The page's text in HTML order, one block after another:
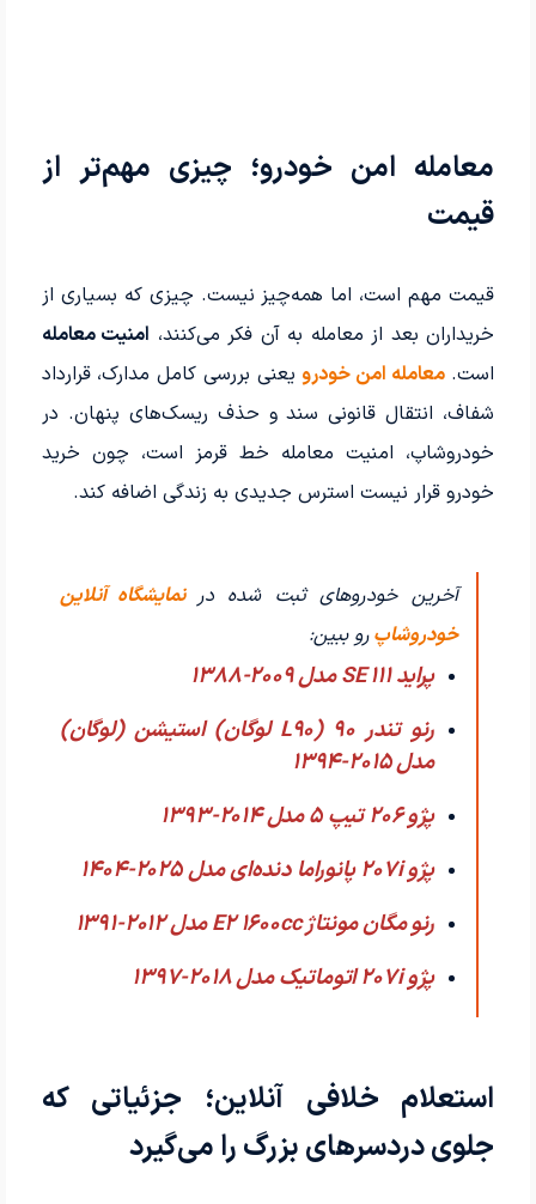
معامله امن خودرو؛ چیزی مهم‌تر از
قیمت
قیمت مهم است، اما همه‌چیز نیست. چیزی که بسیاری از
خریداران بعد از معامله به آن فکر می‌کنند، امنیت معامله
است.معامله امن خودرویعنی بررسی کامل مدارک، قرارداد
شفاف، انتقال قانونی سند و حذف ریسک‌های پنهان. در
خودروشاپ، امنیت معامله خط قرمز است، چون خرید
خودرو قرار نیست استرس جدیدی به زندگی اضافه کند.
آخرین خودروهای ثبت شده در نمایشگاه آنلاین
خودروشاپرو ببین:
پراید 111 SE مدل 2009-1388
رنو تندر 90 (L90 لوگان) استیشن (لوگان)
مدل 2015-1394
پژو 206 تیپ ۵ مدل 2014-1393
پژو 207i پانوراما دنده‌ای مدل 2025-1404
رنو مگان مونتاژ E2 1600cc مدل 2012-1391
پژو 207i اتوماتیک مدل 2018-1397
استعلام خلافی آنلاین؛ جزئیاتی که
جلوی دردسرهای بزرگ را می‌گیرد